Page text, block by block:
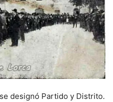
designó Partido y Distrito.